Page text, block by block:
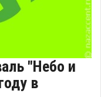
"Небо и
в